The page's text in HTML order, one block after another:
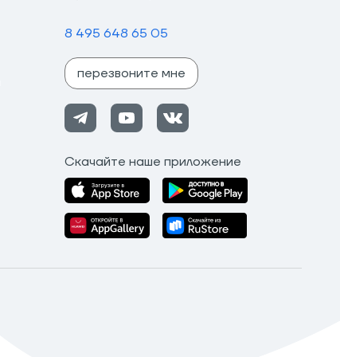
8 495 648 65 05
перезвоните мне
Скачайте наше приложение